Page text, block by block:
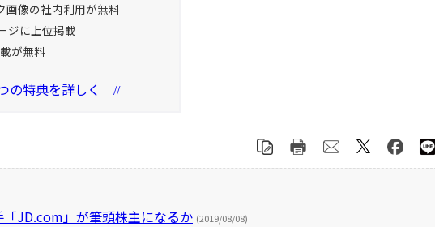
画像の社内利用が無料
ジに上位掲載
が無料
の特典を詳しく //
「JD.com」が筆頭株主になるか (2019/08/08)